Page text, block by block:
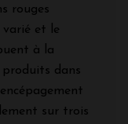
rouges
varié et le
à la
produits dans
sur trois